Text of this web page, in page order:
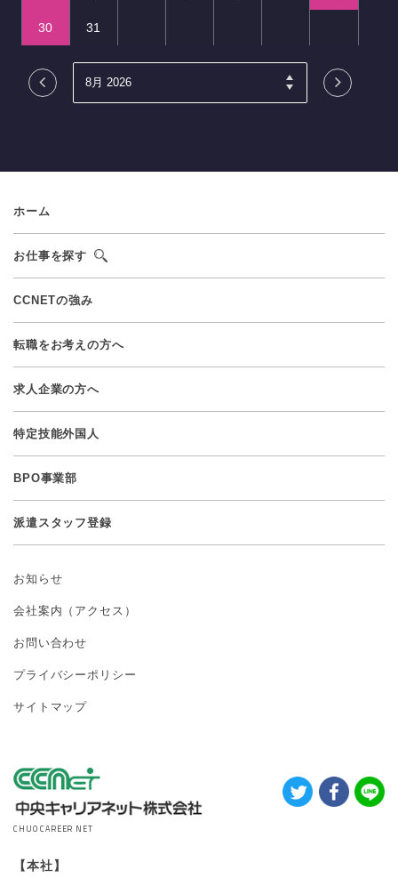
30 31
CHUO CAREER NET
【本社】
ホーム
お仕事を探す
CCNETの強み
転職をお考えの方へ
求人企業の方へ
特定技能外国人
BPO事業部
派遣スタッフ登録
お知らせ
会社案内（アクセス）
お問い合わせ
プライバシーポリシー
サイトマップ